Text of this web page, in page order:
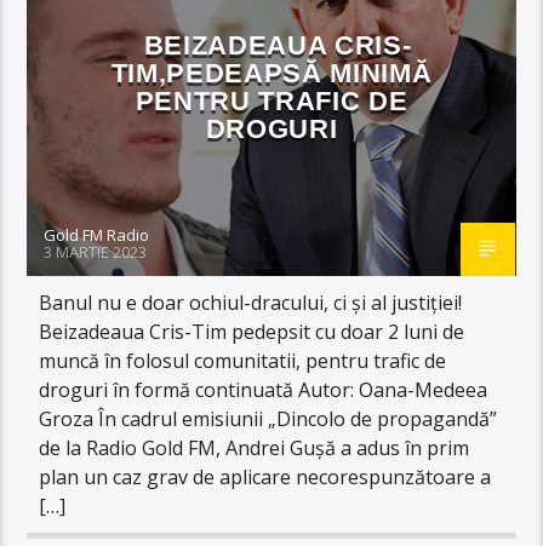
BEIZADEAUA CRIS-
TIM,PEDEAPSĂ MINIMĂ
PENTRU TRAFIC DE
DROGURI
Gold FM Radio
3 MARTIE 2023
Banul nu e doar ochiul-dracului, ci și al justiției!
Beizadeaua Cris-Tim pedepsit cu doar 2 luni de
muncă în folosul comunitatii, pentru trafic de
droguri în formă continuată Autor: Oana-Medeea
Groza În cadrul emisiunii „Dincolo de propagandă”
de la Radio Gold FM, Andrei Gușă a adus în prim
plan un caz grav de aplicare necorespunzătoare a
[…]